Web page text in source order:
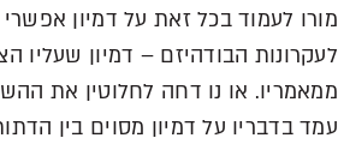
מורו לעמוד בכל זאת על דמיון
לעקרונות הבודהיזם – דמיון שעליו
ממאמריו. או נו דחה לחלוטין את
עמד בדבריו על דמיון מסוים בין